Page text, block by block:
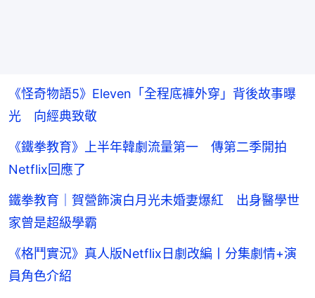
《怪奇物語5》Eleven「全程底褲外穿」背後故事曝
光 向經典致敬
《鐵拳教育》上半年韓劇流量第一 傳第二季開拍
Netflix回應了
鐵拳教育｜賀營飾演白月光未婚妻爆紅 出身醫學世
家曾是超級學霸
《格鬥實況》真人版Netflix日劇改編丨分集劇情+演
員角色介紹